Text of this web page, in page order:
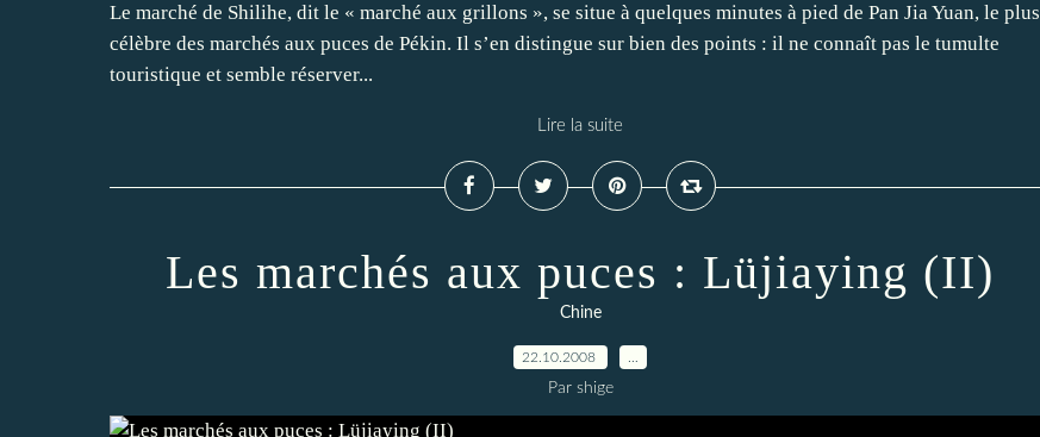
Le marché de Shilihe, dit le « marché aux grillons », se situe à quelques minutes à pied de Pan Jia Yuan, le plus
célèbre des marchés aux puces de Pékin. Il s’en distingue sur bien des points : il ne connaît pas le tumulte
touristique et semble réserver...
Lire la suite
Les marchés aux puces : Lüjiaying (II)
Chine
22.10.2008
Par shige